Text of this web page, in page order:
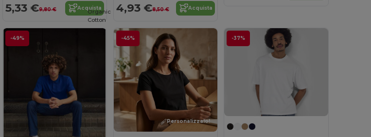
5,33 €9,80 € Acquista 4,93 €8,50 € Acquista
-49% -45%
Organic
Cotton
Personalizzalo!
-37%